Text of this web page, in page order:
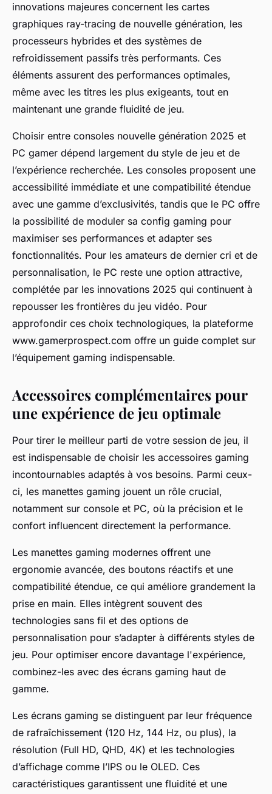
innovations majeures concernent les cartes
graphiques ray-tracing de nouvelle génération, les
processeurs hybrides et des systèmes de
refroidissement passifs très performants. Ces
éléments assurent des performances optimales,
même avec les titres les plus exigeants, tout en
maintenant une grande fluidité de jeu.
Choisir entre consoles nouvelle génération 2025 et
PC gamer dépend largement du style de jeu et de
l’expérience recherchée. Les consoles proposent une
accessibilité immédiate et une compatibilité étendue
avec une gamme d’exclusivités, tandis que le PC offre
la possibilité de moduler sa config gaming pour
maximiser ses performances et adapter ses
fonctionnalités. Pour les amateurs de dernier cri et de
personnalisation, le PC reste une option attractive,
complétée par les innovations 2025 qui continuent à
repousser les frontières du jeu vidéo. Pour
approfondir ces choix technologiques, la plateforme
www.gamerprospect.com offre un guide complet sur
l’équipement gaming indispensable.
Accessoires complémentaires pour
une expérience de jeu optimale
Pour tirer le meilleur parti de votre session de jeu, il
est indispensable de choisir les accessoires gaming
incontournables adaptés à vos besoins. Parmi ceux-
ci, les manettes gaming jouent un rôle crucial,
notamment sur console et PC, où la précision et le
confort influencent directement la performance.
Les manettes gaming modernes offrent une
ergonomie avancée, des boutons réactifs et une
compatibilité étendue, ce qui améliore grandement la
prise en main. Elles intègrent souvent des
technologies sans fil et des options de
personnalisation pour s’adapter à différents styles de
jeu. Pour optimiser encore davantage l'expérience,
combinez-les avec des écrans gaming haut de
gamme.
Les écrans gaming se distinguent par leur fréquence
de rafraîchissement (120 Hz, 144 Hz, ou plus), la
résolution (Full HD, QHD, 4K) et les technologies
d’affichage comme l’IPS ou le OLED. Ces
caractéristiques garantissent une fluidité et une